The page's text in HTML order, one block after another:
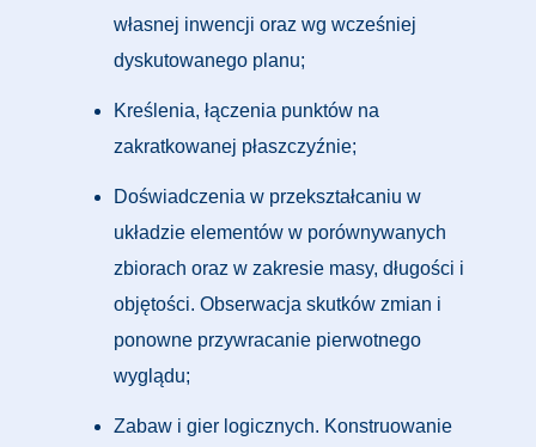
własnej inwencji oraz wg wcześniej
dyskutowanego planu;
Kreślenia, łączenia punktów na
zakratkowanej płaszczyźnie;
Doświadczenia w przekształcaniu w
układzie elementów w porównywanych
zbiorach oraz w zakresie masy, długości i
objętości. Obserwacja skutków zmian i
ponowne przywracanie pierwotnego
wyglądu;
Zabaw i gier logicznych. Konstruowanie